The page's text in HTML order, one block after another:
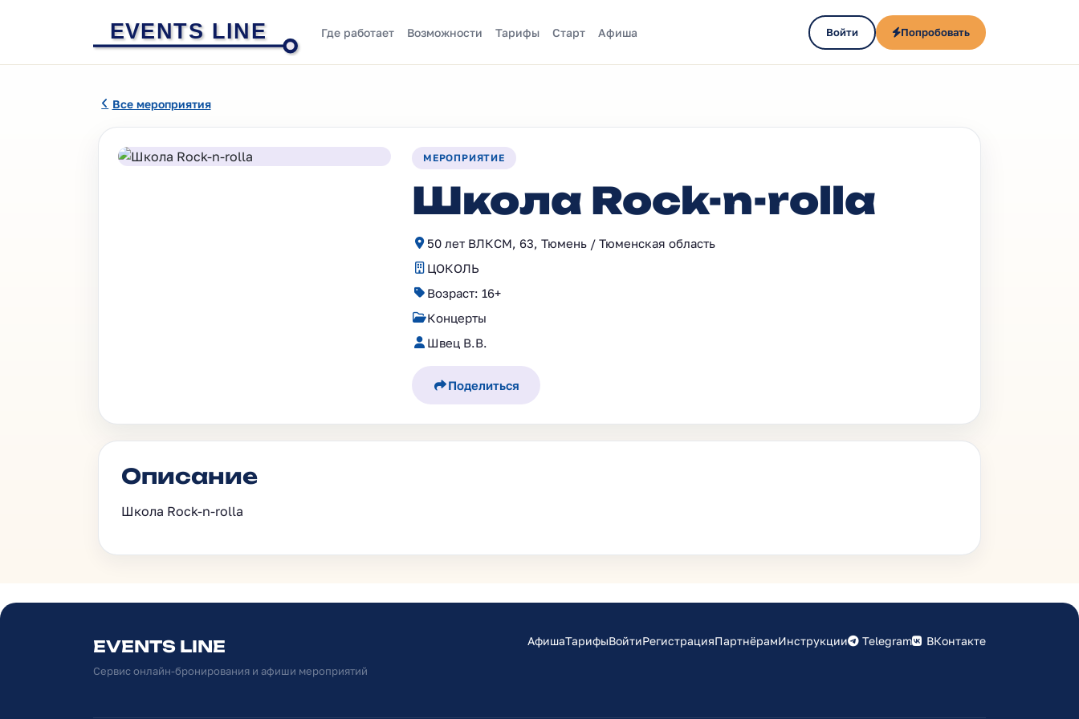
EVENTS LINE Где работает Возможности Тарифы Старт Афиша Войти Попробовать
Все мероприятия
МЕРОПРИЯТИЕ
Школа Rock-n-rolla
50 лет ВЛКСМ, 63, Тюмень / Тюменская область
ЦОКОЛЬ
Возраст: 16+
Концерты
Швец В.В.
Поделиться
Описание
Школа Rock-n-rolla
EVENTS LINE
Сервис онлайн-бронирования и афиши мероприятий
АфишаТарифыВойтиРегистрацияПартнёрамИнструкции Telegram ВКонтакте